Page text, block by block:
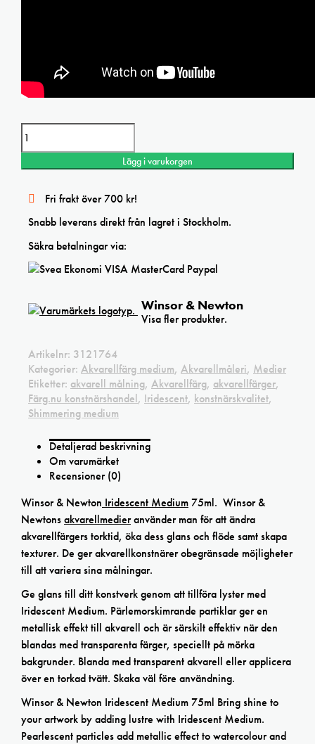
Lägg i varukorgen
Fri frakt över 700 kr!
Snabb leverans direkt från lagret i Stockholm.
Säkra betalningar via:
Winsor & Newton
Visa fler produkter.
Artikelnr: 3121764
Kategorier: Akvarellfärg medium, Akvarellmåleri, Medier
Etiketter: akvarell målning, Akvarellfärg, akvarellfärger,
Färg.nu konstnärshandel, Iridescent, konstnärskvalitet,
Shimmering medium
Detaljerad beskrivning
Om varumärket
Recensioner (0)
Winsor & Newton Iridescent Medium75ml. Winsor &
Newtonsakvarellmedieranvänder man för att ändra
akvarellfärgers torktid, öka dess glans och flöde samt skapa
texturer. De ger akvarellkonstnärer obegränsade möjligheter
till att variera sina målningar.
Ge glans till ditt konstverk genom att tillföra lyster med
Iridescent Medium. Pärlemorskimrande partiklar ger en
metallisk effekt till akvarell och är särskilt effektiv när den
blandas med transparenta färger, speciellt på mörka
bakgrunder. Blanda med transparent akvarell eller applicera
över en torkad tvätt. Skaka väl före användning.
Winsor & Newton Iridescent Medium 75ml Bring shine to
your artwork by adding lustre with Iridescent Medium.
Pearlescent particles add metallic effect to watercolour and